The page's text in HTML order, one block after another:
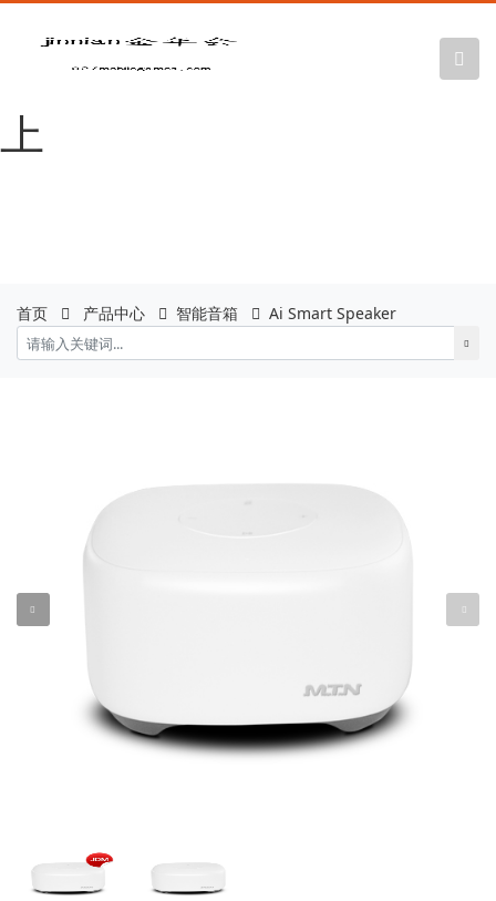
金年会|金年会
·jinnian(金字招牌)诚信至
上
首页 产品中心 智能音箱 Ai Smart Speaker